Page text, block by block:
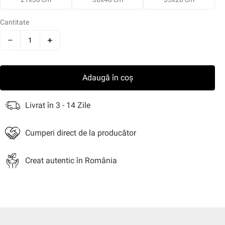
Snacksuri
Cantitate
Adaugă în coș
Livrat în 3 - 14 Zile
Cumperi direct de la producător
Creat autentic în România